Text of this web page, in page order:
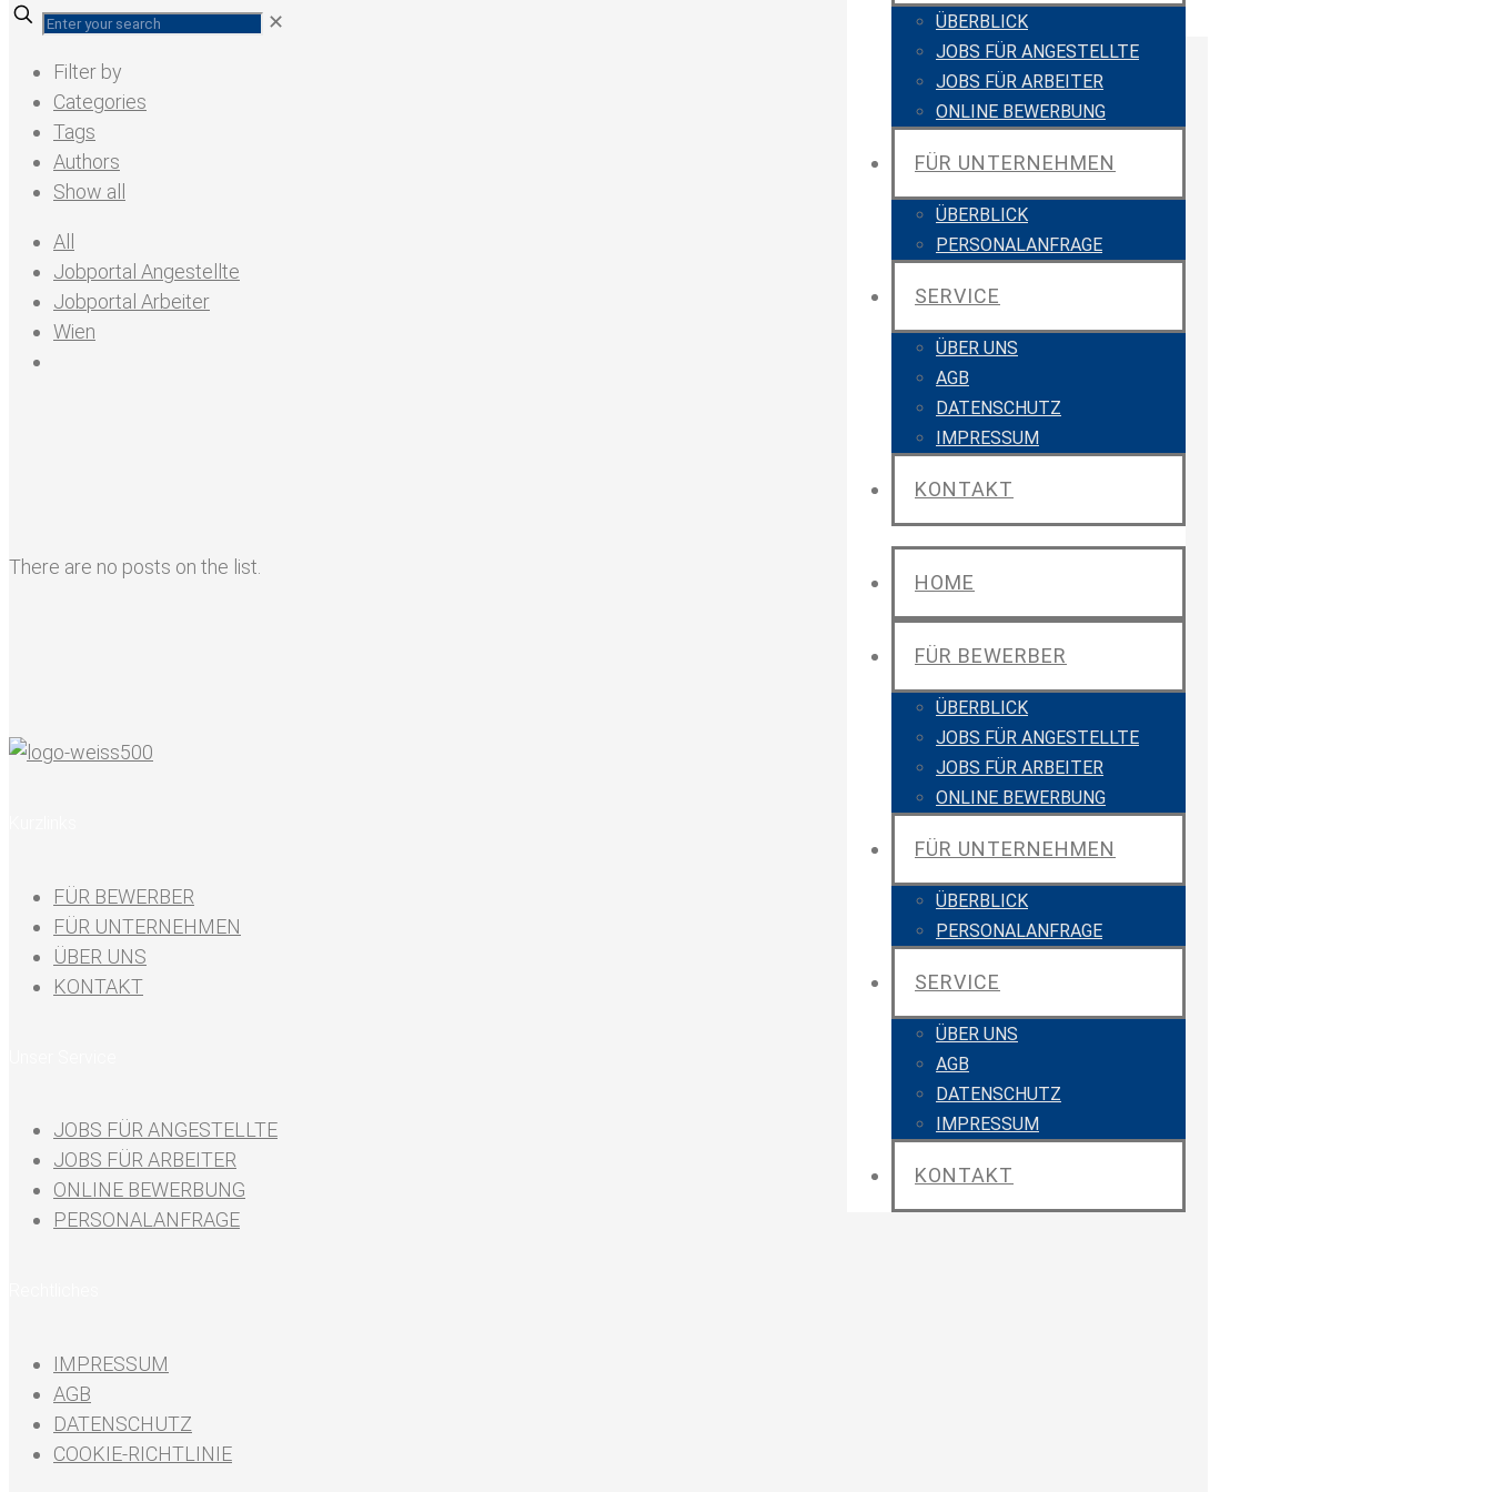
ÜBERBLICK
JOBS FÜR ANGESTELLTE
JOBS FÜR ARBEITER
ONLINE BEWERBUNG
FÜR UNTERNEHMEN
ÜBERBLICK
PERSONALANFRAGE
SERVICE
ÜBER UNS
AGB
DATENSCHUTZ
IMPRESSUM
KONTAKT
HOME
FÜR BEWERBER
ÜBERBLICK
JOBS FÜR ANGESTELLTE
JOBS FÜR ARBEITER
ONLINE BEWERBUNG
FÜR UNTERNEHMEN
ÜBERBLICK
PERSONALANFRAGE
SERVICE
ÜBER UNS
AGB
DATENSCHUTZ
IMPRESSUM
KONTAKT
✕
Filter by
Categories
Tags
Authors
Show all
All
Jobportal Angestellte
Jobportal Arbeiter
Wien
There are no posts on the list.
FÜR BEWERBER
FÜR UNTERNEHMEN
ÜBER UNS
KONTAKT
JOBS FÜR ANGESTELLTE
JOBS FÜR ARBEITER
ONLINE BEWERBUNG
PERSONALANFRAGE
IMPRESSUM
AGB
DATENSCHUTZ
COOKIE-RICHTLINIE